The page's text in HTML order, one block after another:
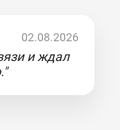
02.08.2026
и ждал